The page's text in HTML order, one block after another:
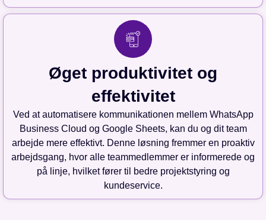
Øget produktivitet og
effektivitet
Ved at automatisere kommunikationen mellem WhatsApp
Business Cloud og Google Sheets, kan du og dit team
arbejde mere effektivt. Denne løsning fremmer en proaktiv
arbejdsgang, hvor alle teammedlemmer er informerede og
på linje, hvilket fører til bedre projektstyring og
kundeservice.